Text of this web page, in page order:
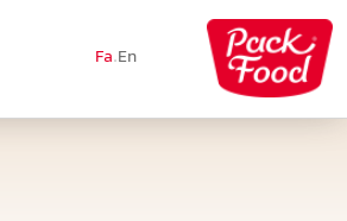
En
.
Fa